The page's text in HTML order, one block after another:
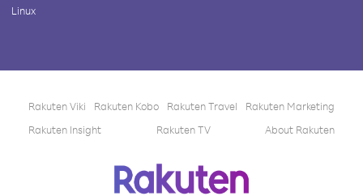
Linux
Rakuten Viki Rakuten Kobo Rakuten Travel
Rakuten Marketing
Rakuten Insight
Rakuten TV About Rakuten